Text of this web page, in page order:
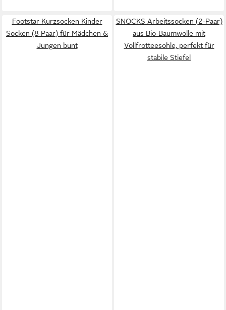
Footstar Kurzsocken Kinder
Socken (8 Paar) für Mädchen &
Jungen bunt
SNOCKS Arbeitssocken (2-Paar)
aus Bio-Baumwolle mit
Vollfrotteesohle, perfekt für
stabile Stiefel